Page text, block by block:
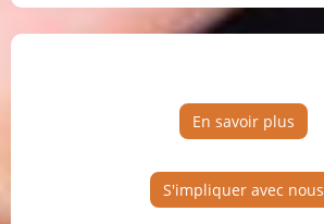
En savoir plus
S'impliquer avec nous